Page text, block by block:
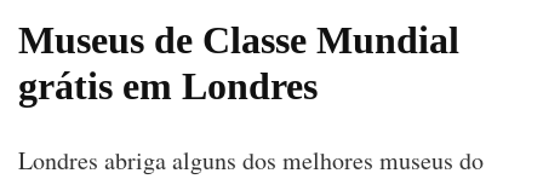
Museus de Classe Mundial
grátis em Londres
Londres abriga alguns dos melhores museus do